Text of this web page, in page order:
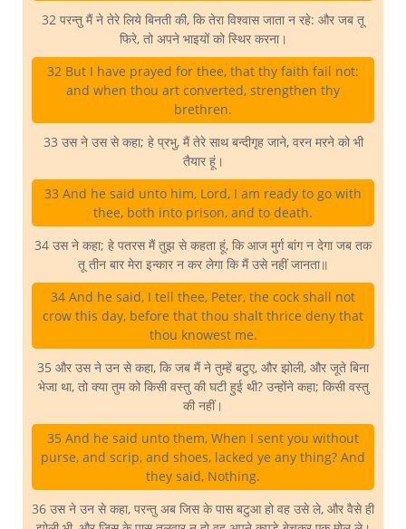
32 परन्तु मैं ने तेरे लिये बिनती की, कि तेरा विश्वास जाता न रहे: और जब तू
फिरे, तो अपने भाइयों को स्थिर करना।
32 But I have prayed for thee, that thy faith fail not:
and when thou art converted, strengthen thy
brethren.
33 उस ने उस से कहा; हे प्रभु, मैं तेरे साथ बन्दीगृह जाने, वरन मरने को भी
तैयार हूं।
33 And he said unto him, Lord, I am ready to go with
thee, both into prison, and to death.
34 उस ने कहा; हे पतरस मैं तुझ से कहता हूं, कि आज मुर्ग बांग न देगा जब तक
तू तीन बार मेरा इन्कार न कर लेगा कि मैं उसे नहीं जानता॥
34 And he said, I tell thee, Peter, the cock shall not
crow this day, before that thou shalt thrice deny that
thou knowest me.
35 और उस ने उन से कहा, कि जब मैं ने तुम्हें बटुए, और झोली, और जूते बिना
भेजा था, तो क्या तुम को किसी वस्तु की घटी हुई थी? उन्होंने कहा; किसी वस्तु
की नहीं।
35 And he said unto them, When I sent you without
purse, and scrip, and shoes, lacked ye any thing? And
they said, Nothing.
36 उस ने उन से कहा, परन्तु अब जिस के पास बटुआ हो वह उसे ले, और वैसे ही